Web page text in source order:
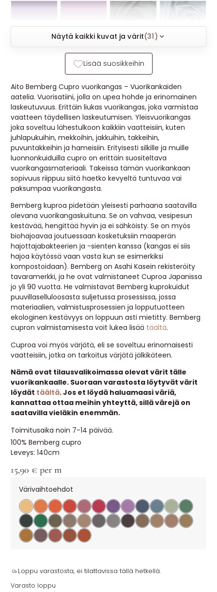
🔖 OUTLET
USEIN KYSYTTYÄ
OTA YHTEYTTÄ
Aito Bemberg Cupro vuorikangas – Vuorikankaiden
aatelia. Vuorisatiini, jolla on upea hohde ja erinomainen
laskeutuvuus. Erittäin liukas vuorikangas, joka varmistaa
vaatteen täydellisen laskeutumisen. Yleisvuorikangas
joka soveltuu lähestulkoon kaikkiin vaatteisiin, kuten
juhlapukuihin, mekkoihin, jakkuihin, takkeihin,
puvuntakkeihin ja hameisiin. Erityisesti silkille ja muille
luonnonkuiduilla cupro on erittäin suositeltava
vuorikangasmateriaali. Takeissa tämän vuorikankaan
sopivuus riippuu siitä haetko kevyeltä tuntuvaa vai
paksumpaa vuorikangasta.
Bemberg kuproa pidetään yleisesti parhaana saatavilla
olevana vuorikangaskuituna. Se on vahvaa, vesipesun
kestävää, hengittää hyvin ja ei sähköisty. Se on myös
biohajoavaa joutuessaan kosketuksiin maaperän
hajottajabakteerien ja -sienten kanssa (kangas ei siis
hajoa käytössä vaan vasta kun se esimerkiksi
kompostoidaan). Bemberg on Asahi Kasein rekisteröity
tavaramerkki, ja he ovat valmistaneet Cuproa Japanissa
jo yli 90 vuotta. He valmistavat Bemberg kuprokuidut
puuvillaselluloosasta suljetussa prosessissa, jossa
materiaalien, valmistusprosessien ja lopputuotteen
ekologinen kestävyys on loppuun asti mietitty. Bemberg
cupron valmistamisesta voit lukea lisää täältä.
Cuproa voi myös värjätä, eli se soveltuu erinomaisesti
vaatteisiin, jotka on tarkoitus värjätä jälkikäteen.
Nämä ovat tilausvalikoimassa olevat värit tälle
vuorikankaalle. Suoraan varastosta löytyvät värit
löydät täältä. Jos et löydä haluamaasi väriä,
kannattaa ottaa meihin yhteyttä, sillä värejä on
saatavilla vieläkin enemmän.
Toimitusaika noin 7-14 päivää.
100% Bemberg cupro
Leveys: 140cm
15,90 € per m
Värivaihtoehdot
Loppu varastosta, ei tilattavissa tällä hetkellä.
Varasto loppu
Näytä kaikki kuvat ja värit(31)
Lisää suosikkeihin